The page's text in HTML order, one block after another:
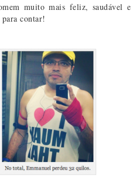
muito mais feliz, saudável e
contar!